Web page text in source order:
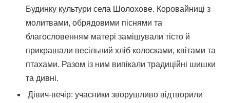
Будинку культури села Шолохове. Коровайниці з
молитвами, обрядовими піснями та
благословенням матері замішували тісто й
прикрашали весільний хліб колосками, квітами та
птахами. Разом із ним випікали традиційні шишки
та дивні.
Дівич-вечір: учасники зворушливо відтворили